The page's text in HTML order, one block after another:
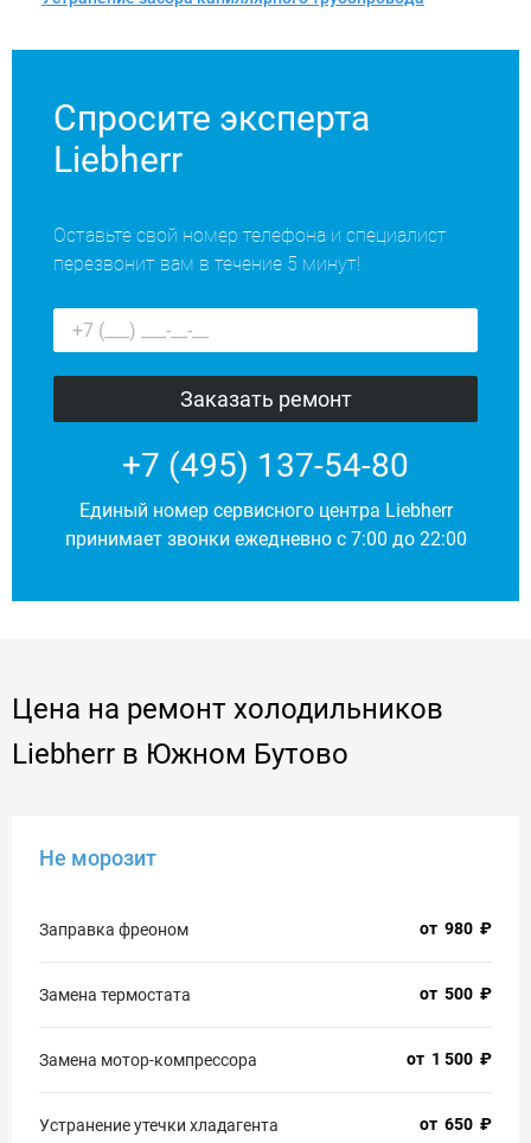
Спросите эксперта
Liebherr
Оставьте свой номер телефона и специалист
перезвонит вам в течение 5 минут!
+7 (495) 137-54-80
Единый номер сервисного центра Liebherr
принимает звонки ежедневно с 7:00 до 22:00
Цена на ремонт холодильников
Liebherr в Южном Бутово
Не морозит
Заправка фреоном от 980 ₽
Замена термостата от 500 ₽
Замена мотор-компрессора от 1 500 ₽
Устранение утечки хладагента от 650 ₽